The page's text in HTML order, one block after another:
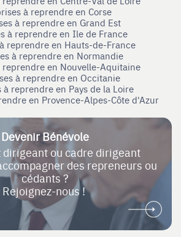
à reprendre en Corse
à reprendre en Grand Est
à reprendre en Ile de France
reprendre en Hauts-de-France
à reprendre en Normandie
reprendre en Nouvelle-Aquitaine
à reprendre en Occitanie
à reprendre en Pays de la Loire
en Provence-Alpes-Côte d'Azur
Devenir Bénévole
dirigeant ou cadre dirigeant
des repreneurs ou
cédants ?
Rejoignez-nous !